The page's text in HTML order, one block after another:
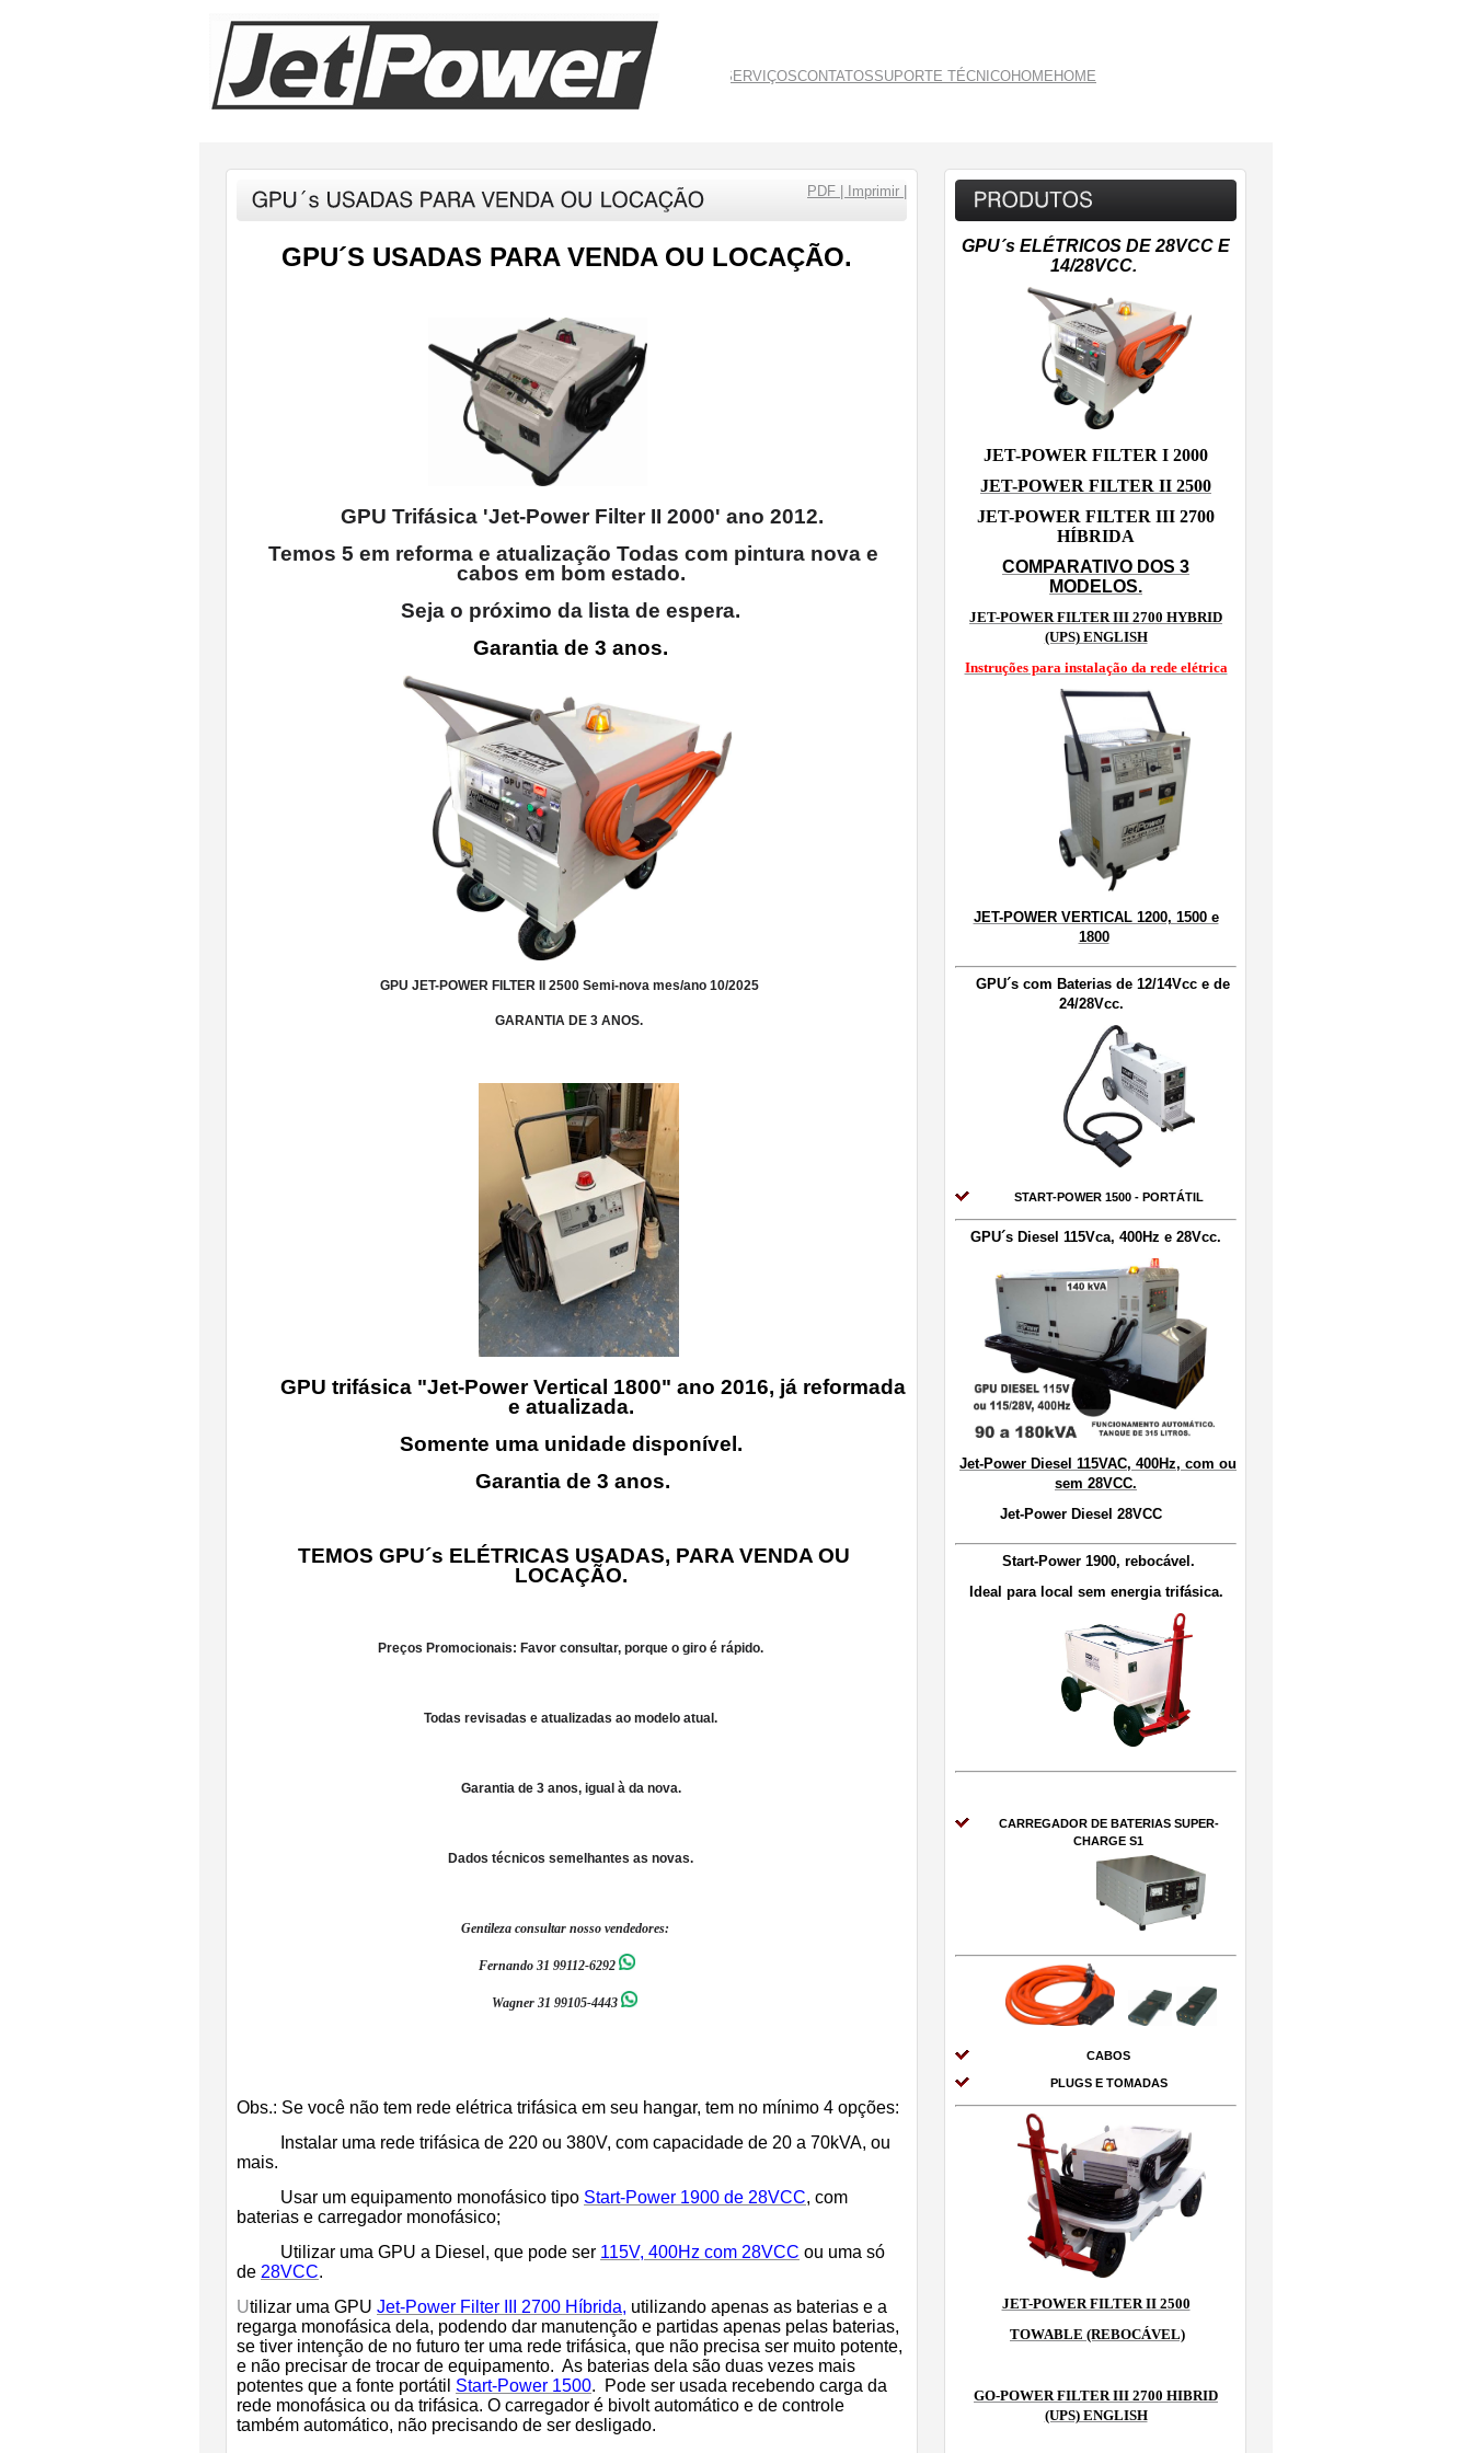
Top Menu
EMPRESA PRODUTOS SERVIÇOSCONTATOSSUPORTE TÉCNICOHOME HOME
GPU´s ELÉTRICOS DE 28VCC E
14/28VCC.
JET-POWER FILTER I 2000
JET-POWER FILTER II 2500
JET-POWER FILTER III 2700
HÍBRIDA
COMPARATIVO DOS 3
MODELOS.
JET-POWER FILTER III 2700 HYBRID
(UPS) ENGLISH
Instruções para instalação da rede elétrica
JET-POWER VERTICAL 1200, 1500 e
1800
GPU´s com Baterias de 12/14Vcc e de
24/28Vcc.
START-POWER 1500 - PORTÁTIL
GPU´s Diesel 115Vca, 400Hz e 28Vcc.
Jet-Power Diesel 115VAC, 400Hz, com ou
sem 28VCC.
Jet-Power Diesel 28VCC
Start-Power 1900, rebocável .
Ideal para local sem energia trifásica.
CARREGADOR DE BATERIAS SUPER-
CHARGE S1
CABOS
PLUGS E TOMADAS
JET-POWER FILTER II 2500
TOWABLE (REBOCÁVEL)
GO-POWER FILTER III 2700 HIBRID
(UPS) ENGLISH
PDF | Imprimir |
GPU´S USADAS PARA VENDA OU LOCAÇÃO.
GPU Trifásica 'Jet-Power Filter II 2000' ano 2012.
Temos 5 em reforma e atualização Todas com pintura nova e
cabos em bom estado.
Seja o próximo da lista de espera.
Garantia de 3 anos.
GPU JET-POWER FILTER II 2500 Semi-nova mes/ano 10/2025
GARANTIA DE 3 ANOS.
GPU trifásica "Jet-Power Vertical 1800" ano 2016, já reformada
e atualizada.
Somente uma unidade disponível.
Garantia de 3 anos.
TEMOS GPU´s ELÉTRICAS USADAS, PARA VENDA OU
LOCAÇÃO.
Preços Promocionais: Favor consultar, porque o giro é rápido.
Todas revisadas e atualizadas ao modelo atual.
Garantia de 3 anos, igual à da nova.
Dados técnicos semelhantes as novas.
Gentileza consultar nosso vendedores:
Fernando 31 99112-6292
Wagner 31 99105-4443
Obs.: Se você não tem rede elétrica trifásica em seu hangar, tem no mínimo 4 opções:
Instalar uma rede trifásica de 220 ou 380V, com capacidade de 20 a 70kVA, ou
mais.
Usar um equipamento monofásico tipo Start-Power 1900 de 28VCC, com
baterias e carregador monofásico;
Utilizar uma GPU a Diesel, que pode ser 115V, 400Hz com 28VCC ou uma só
de 28VCC.
Utilizar uma GPU Jet-Power Filter III 2700 Híbrida, utilizando apenas as baterias e a
regarga monofásica dela, podendo dar manutenção e partidas apenas pelas baterias,
se tiver intenção de no futuro ter uma rede trifásica, que não precisa ser muito potente,
e não precisar de trocar de equipamento. As baterias dela são duas vezes mais
potentes que a fonte portátil Start-Power 1500. Pode ser usada recebendo carga da
rede monofásica ou da trifásica. O carregador é bivolt automático e de controle
também automático, não precisando de ser desligado.